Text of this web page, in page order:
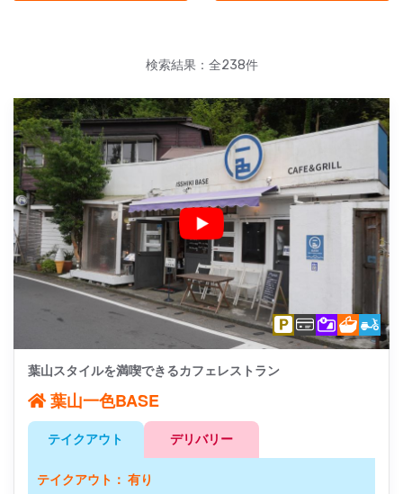
検索結果：全238件
葉山スタイルを満喫できるカフェレストラン
葉山一色BASE
テイクアウト デリバリー
テイクアウト： 有り